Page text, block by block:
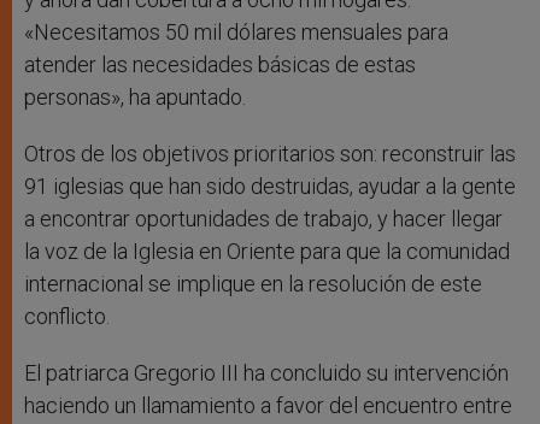
«Necesitamos 50 mil dólares mensuales para
atender las necesidades básicas de estas
personas», ha apuntado.
Otros de los objetivos prioritarios son: reconstruir las
91 iglesias que han sido destruidas, ayudar a la gente
a encontrar oportunidades de trabajo, y hacer llegar
la voz de la Iglesia en Oriente para que la comunidad
internacional se implique en la resolución de este
conflicto.
El patriarca Gregorio III ha concluido su intervención
haciendo un llamamiento a favor del encuentro entre